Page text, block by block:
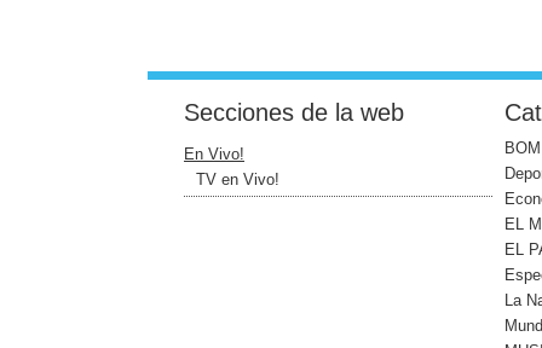
Secciones de la web
En Vivo!
TV en Vivo!
EL
EL
La